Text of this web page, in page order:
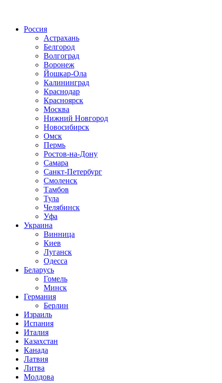
Россия
Астрахань
Белгород
Волгоград
Воронеж
Йошкар-Ола
Калининград
Краснодар
Красноярск
Москва
Нижний Новгород
Новосибирск
Омск
Пермь
Ростов-на-Дону
Самара
Санкт-Петербург
Смоленск
Тамбов
Тула
Челябинск
Уфа
Украина
Винница
Киев
Луганск
Одесса
Беларусь
Гомель
Минск
Германия
Берлин
Израиль
Испания
Италия
Казахстан
Канада
Латвия
Литва
Молдова